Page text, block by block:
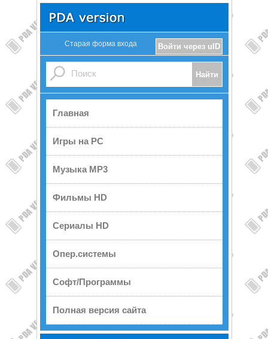
Войти через uID
Старая форма входа
Главная
Игры на PC
Музыка MP3
Фильмы HD
Сериалы HD
Опер.системы
Софт/Программы
Полная версия сайта